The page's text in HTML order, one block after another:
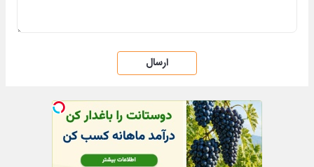
ارسال